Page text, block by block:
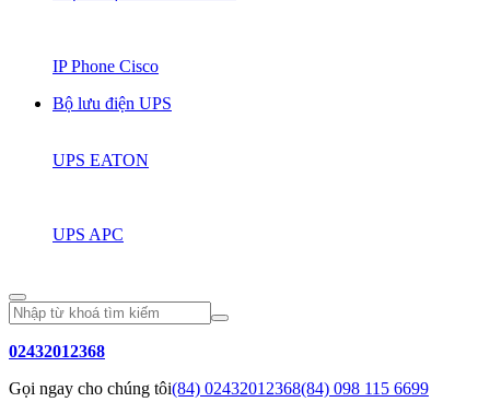
IP Phone Cisco
Bộ lưu điện UPS
UPS EATON
UPS APC
02432012368
Gọi ngay cho chúng tôi(84) 02432012368(84) 098 115 6699